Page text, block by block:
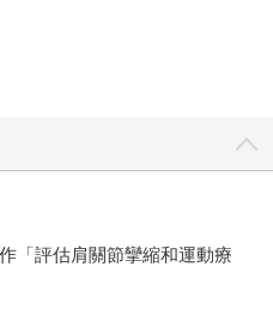
「評估肩關節攣縮和運動療